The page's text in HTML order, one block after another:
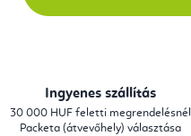
Ingyenes szállítás
30 000 HUF feletti megrendelésnél
Packeta (átvevőhely) választása